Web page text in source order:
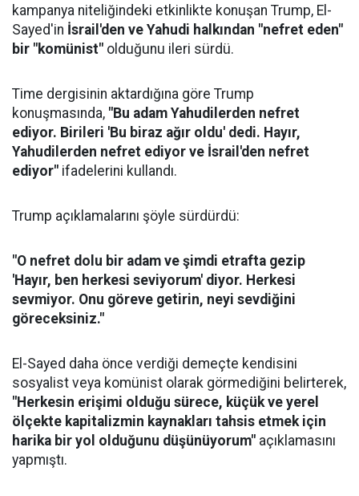
kampanya niteliğindeki etkinlikte konuşan Trump, El-
Sayed'in İsrail'den ve Yahudi halkından "nefret eden"
bir "komünist" olduğunu ileri sürdü.
Time dergisinin aktardığına göre Trump
konuşmasında, "Bu adam Yahudilerden nefret
ediyor. Birileri 'Bu biraz ağır oldu' dedi. Hayır,
Yahudilerden nefret ediyor ve İsrail'den nefret
ediyor" ifadelerini kullandı.
Trump açıklamalarını şöyle sürdürdü:
"O nefret dolu bir adam ve şimdi etrafta gezip
'Hayır, ben herkesi seviyorum' diyor. Herkesi
sevmiyor. Onu göreve getirin, neyi sevdiğini
göreceksiniz."
El-Sayed daha önce verdiği demeçte kendisini
sosyalist veya komünist olarak görmediğini belirterek,
"Herkesin erişimi olduğu sürece, küçük ve yerel
ölçekte kapitalizmin kaynakları tahsis etmek için
harika bir yol olduğunu düşünüyorum" açıklamasını
yapmıştı.